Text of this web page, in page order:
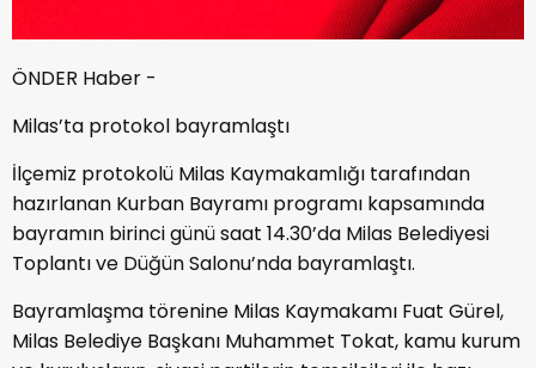
ÖNDER Haber -
Milas’ta protokol bayramlaştı
İlçemiz protokolü Milas Kaymakamlığı tarafından
hazırlanan Kurban Bayramı programı kapsamında
bayramın birinci günü saat 14.30’da Milas Belediyesi
Toplantı ve Düğün Salonu’nda bayramlaştı.
Bayramlaşma törenine Milas Kaymakamı Fuat Gürel,
Milas Belediye Başkanı Muhammet Tokat, kamu kurum